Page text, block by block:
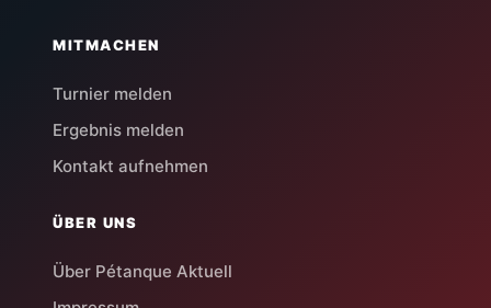
MITMACHEN
Turnier melden
Ergebnis melden
Kontakt aufnehmen
ÜBER UNS
Über Pétanque Aktuell